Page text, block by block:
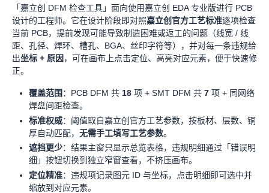
「嘉立创 DFM 检查工具」面向使用嘉立创 EDA 专业版进行 PCB
设计的工程师。它在设计阶段即对照嘉立创官方工艺标准逐项检查
当前 PCB，提前发现可能导致制造困难或返工的问题（线宽 / 线
距、孔径、焊环、槽孔、BGA、丝印字符等），并对每一条违规给
出坐标 + 原因 ，可在画布上点击定位、高亮对应元素，便于快速修
正。
覆盖范围 ：PCB DFM 共 18 项 + SMT DFM 共 7 项 + 同网络
焊盘间距检查。
标准权威：阈值取自嘉立创官方工艺参数，按板材、层数、铜
厚自动匹配， 无需手工填写工艺参数。
遮挡更少：结果主窗只显示总览表格，违规明细通过「错误明
细」按钮切换到独立窄窗查看，不挤压画布。
定位精准：违规项记录图元 ID 与坐标，点击明细即可选中并
缩放到对应元素。